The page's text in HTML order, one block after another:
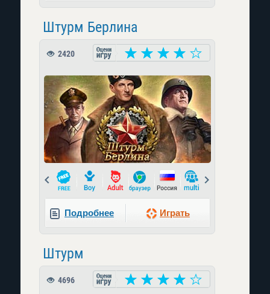
Штурм Берлина
2420
Prev
Подробнее Играть
Штурм
4696